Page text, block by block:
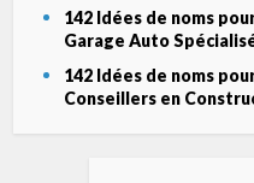
142 Idées de noms
Garage Auto
142 Idées de noms
Conseillers en